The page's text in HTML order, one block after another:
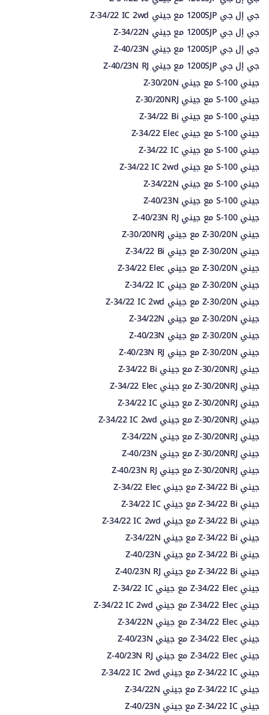
جي إل جي 1200SJP مع جيني Z-34/22 IC 2wd
جي إل جي 1200SJP مع جيني Z-34/22N
جي إل جي 1200SJP مع جيني Z-40/23N
جي إل جي 1200SJP مع جيني Z-40/23N RJ
جيني S-100 مع جيني Z-30/20N
جيني S-100 مع جيني Z-30/20NRJ
جيني S-100 مع جيني Z-34/22 Bi
جيني S-100 مع جيني Z-34/22 Elec
جيني S-100 مع جيني Z-34/22 IC
جيني S-100 مع جيني Z-34/22 IC 2wd
جيني S-100 مع جيني Z-34/22N
جيني S-100 مع جيني Z-40/23N
جيني S-100 مع جيني Z-40/23N RJ
جيني Z-30/20N مع جيني Z-30/20NRJ
جيني Z-30/20N مع جيني Z-34/22 Bi
جيني Z-30/20N مع جيني Z-34/22 Elec
جيني Z-30/20N مع جيني Z-34/22 IC
جيني Z-30/20N مع جيني Z-34/22 IC 2wd
جيني Z-30/20N مع جيني Z-34/22N
جيني Z-30/20N مع جيني Z-40/23N
جيني Z-30/20N مع جيني Z-40/23N RJ
جيني Z-30/20NRJ مع جيني Z-34/22 Bi
جيني Z-30/20NRJ مع جيني Z-34/22 Elec
جيني Z-30/20NRJ مع جيني Z-34/22 IC
جيني Z-30/20NRJ مع جيني Z-34/22 IC 2wd
جيني Z-30/20NRJ مع جيني Z-34/22N
جيني Z-30/20NRJ مع جيني Z-40/23N
جيني Z-30/20NRJ مع جيني Z-40/23N RJ
جيني Z-34/22 Bi مع جيني Z-34/22 Elec
جيني Z-34/22 Bi مع جيني Z-34/22 IC
جيني Z-34/22 Bi مع جيني Z-34/22 IC 2wd
جيني Z-34/22 Bi مع جيني Z-34/22N
جيني Z-34/22 Bi مع جيني Z-40/23N
جيني Z-34/22 Bi مع جيني Z-40/23N RJ
جيني Z-34/22 Elec مع جيني Z-34/22 IC
جيني Z-34/22 Elec مع جيني Z-34/22 IC 2wd
جيني Z-34/22 Elec مع جيني Z-34/22N
جيني Z-34/22 Elec مع جيني Z-40/23N
جيني Z-34/22 Elec مع جيني Z-40/23N RJ
جيني Z-34/22 IC مع جيني Z-34/22 IC 2wd
جيني Z-34/22 IC مع جيني Z-34/22N
جيني Z-34/22 IC مع جيني Z-40/23N